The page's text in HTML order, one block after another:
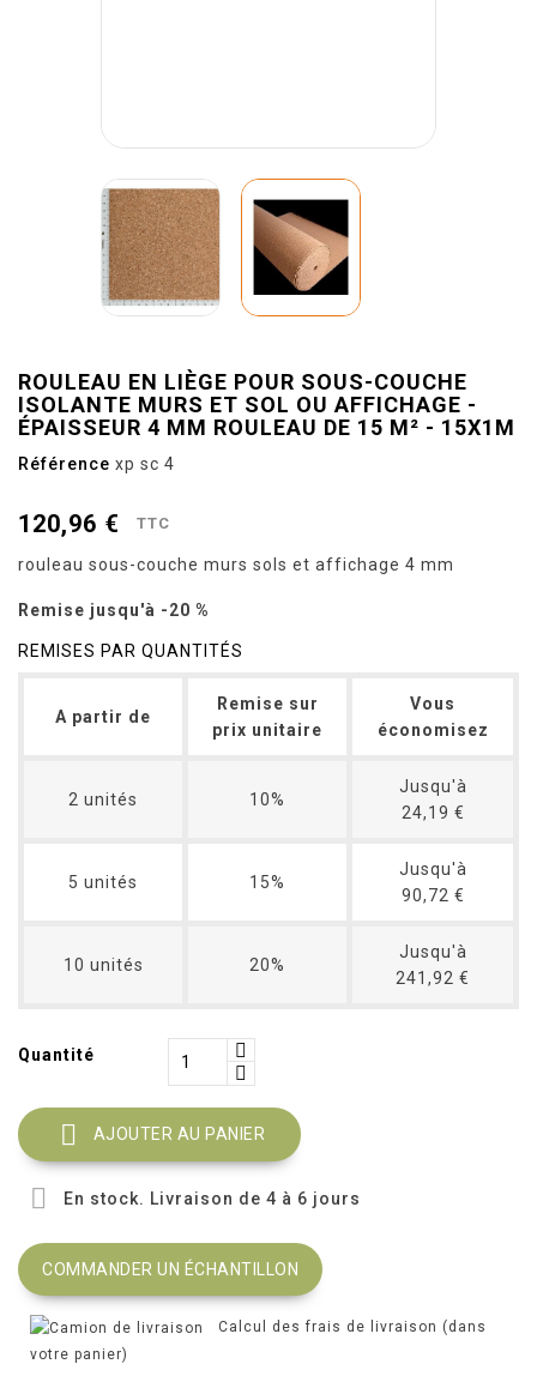
ROULEAU EN LIÈGE POUR SOUS-COUCHE
ISOLANTE MURS ET SOL OU AFFICHAGE -
ÉPAISSEUR 4 MM ROULEAU DE 15 M² - 15X1M
Référence xp sc 4
120,96 € TTC
rouleau sous-couche murs sols et affichage 4 mm
Remise jusqu'à -20 %
REMISES PAR QUANTITÉS
A partir de
Remise sur
prix unitaire
Vous
économisez
2 unités 10%
Jusqu'à
24,19 €
5 unités 15%
Jusqu'à
90,72 €
10 unités 20%
Jusqu'à
241,92 €
Quantité
 AJOUTER AU PANIER
 En stock. Livraison de 4 à 6 jours
COMMANDER UN ÉCHANTILLON
Calcul des frais de livraison (dans
votre panier)